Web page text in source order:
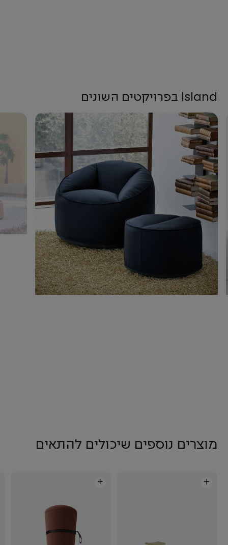
Island בפרויקטים השונים
מוצרים נוספים שיכולים להתאים
+
+